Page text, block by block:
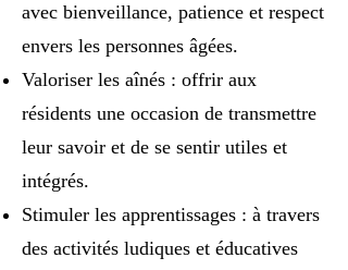
avec bienveillance, patience et respect
envers les personnes âgées.
Valoriser les aînés : offrir aux
résidents une occasion de transmettre
leur savoir et de se sentir utiles et
intégrés.
Stimuler les apprentissages : à travers
des activités ludiques et éducatives